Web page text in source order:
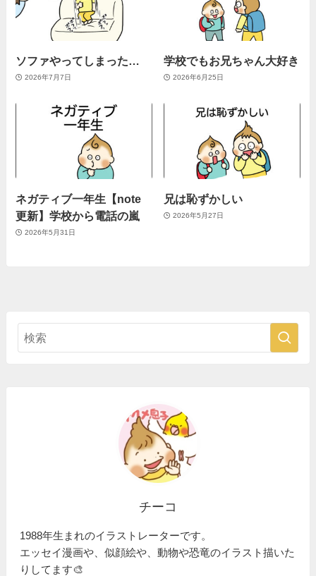
ソファやってしまった…
2026年7月7日
学校でもお兄ちゃん大好き
2026年6月25日
ネガティブ一年生【note
更新】学校から電話の嵐
2026年5月31日
兄は恥ずかしい
2026年5月27日
チーコ
1988年生まれのイラストレーターです。
エッセイ漫画や、似顔絵や、動物や恐竜のイラスト描いた
りしてます🎨